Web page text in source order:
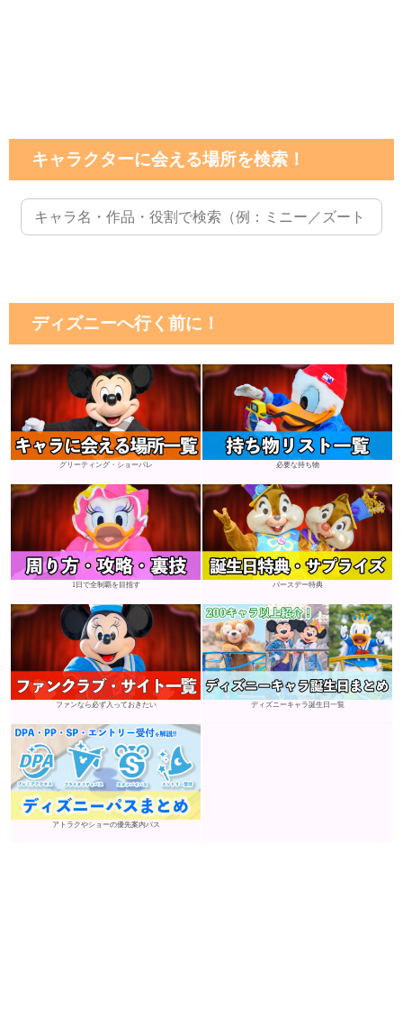
キャラクターに会える場所を検索！
ディズニーへ行く前に！
グリーティング・ショーパレ 必要な持ち物
1日で全制覇を目指す バースデー特典
ファンなら必ず入っておきたい ディズニーキャラ誕生日一覧
アトラクやショーの優先案内パス